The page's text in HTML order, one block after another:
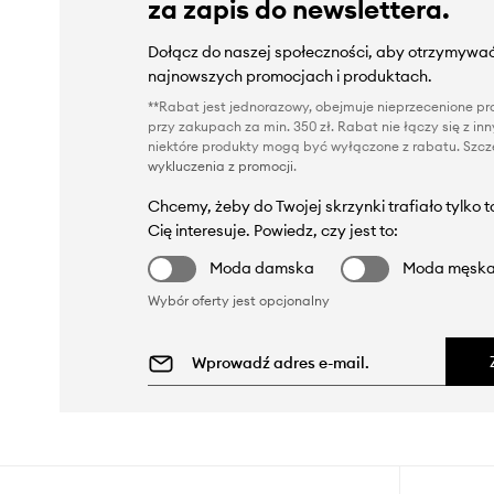
za zapis do newslettera.
Dołącz do naszej społeczności, aby
najnowszych promocjach i produktach.
**Rabat jest jednorazowy, obejmuje nieprzecenione
przy zakupach za min. 350 zł. Rabat nie łączy się z
niektóre produkty mogą być wyłączone z rabatu.
wykluczenia z promocji.
Chcemy, żeby do Twojej skrzynki trafiało tylko
Cię interesuje. Powiedz, czy jest to:
Moda damska
Moda
Wybór oferty jest opcjonalny